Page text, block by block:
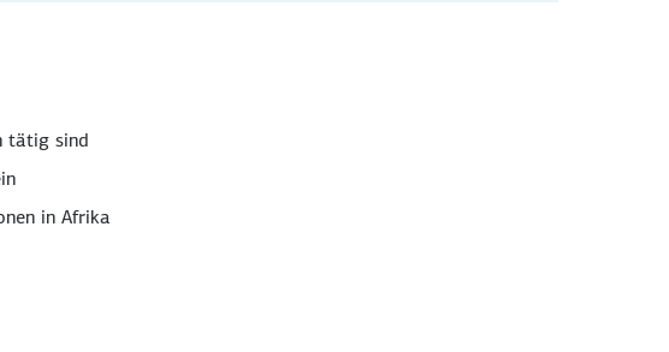
tätig sind
in Afrika